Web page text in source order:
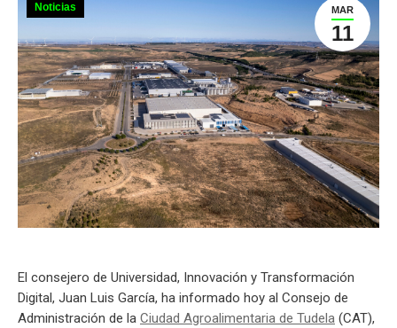
MAR
11
Noticias
El consejero de Universidad, Innovación y Transformación
Digital, Juan Luis García, ha informado hoy al Consejo de
Administración de la Ciudad Agroalimentaria de Tudela (CAT),